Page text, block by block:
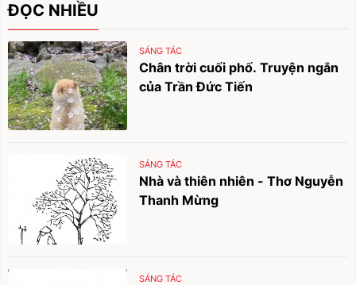
ĐỌC NHIỀU
SÁNG TÁC
Chân trời cuối phố. Truyện ngắn
của Trần Đức Tiến
SÁNG TÁC
Nhà và thiên nhiên - Thơ Nguyễn
Thanh Mừng
SÁNG TÁC